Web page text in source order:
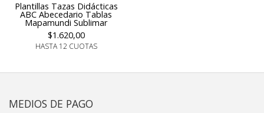
Plantillas Tazas Didácticas
ABC Abecedario Tablas
Mapamundi Sublimar
$1.620,00
HASTA 12 CUOTAS
MEDIOS DE PAGO